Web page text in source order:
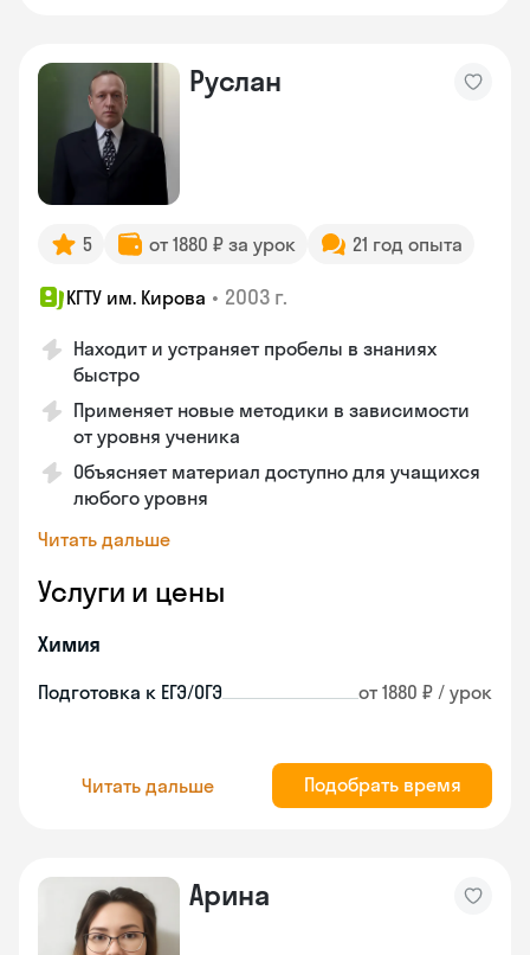
Руслан
5 от 1880 ₽ за урок 21 год опыта
КГТУ им. Кирова • 2003 г.
Находит и устраняет пробелы в знаниях
быстро
Применяет новые методики в зависимости
от уровня ученика
Объясняет материал доступно для учащихся
любого уровня
Читать дальше
Услуги и цены
Химия
Подготовка к ЕГЭ/ОГЭ от 1880 ₽ / урок
Читать дальше Подобрать время
Арина